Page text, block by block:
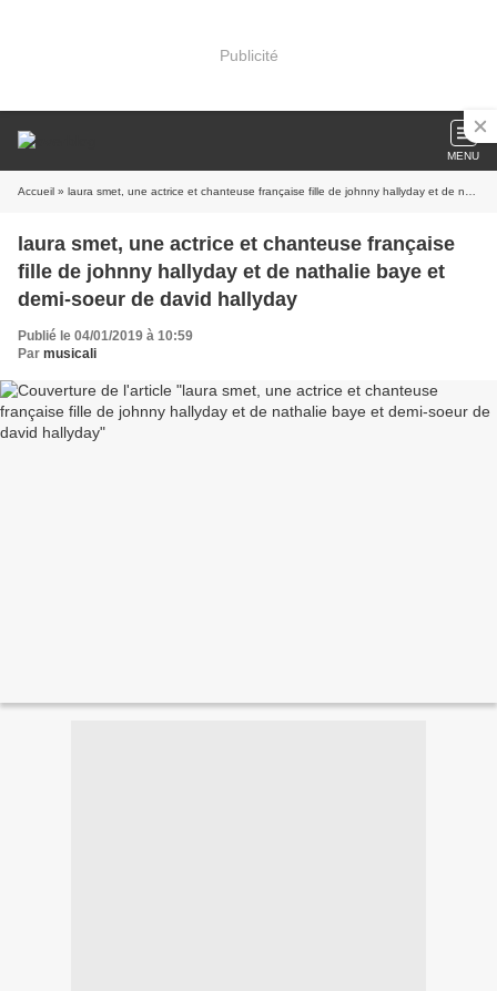
Publicité
MENU
Accueil » laura smet, une actrice et chanteuse française fille de johnny hallyday et de nathalie baye et demi-soeur de david hallyday
laura smet, une actrice et chanteuse française
fille de johnny hallyday et de nathalie baye et
demi-soeur de david hallyday
Publié le 04/01/2019 à 10:59
Par musicali